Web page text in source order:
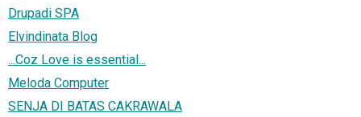
Drupadi SPA
Elvindinata Blog
...Coz Love is essential...
Meloda Computer
SENJA DI BATAS CAKRAWALA